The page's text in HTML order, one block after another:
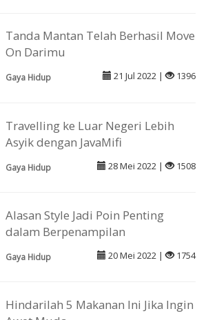
Tanda Mantan Telah Berhasil Move
On Darimu
Gaya Hidup 21 Jul 2022 | 1396
Travelling ke Luar Negeri Lebih
Asyik dengan JavaMifi
Gaya Hidup 28 Mei 2022 | 1508
Alasan Style Jadi Poin Penting
dalam Berpenampilan
Gaya Hidup 20 Mei 2022 | 1754
Hindarilah 5 Makanan Ini Jika Ingin